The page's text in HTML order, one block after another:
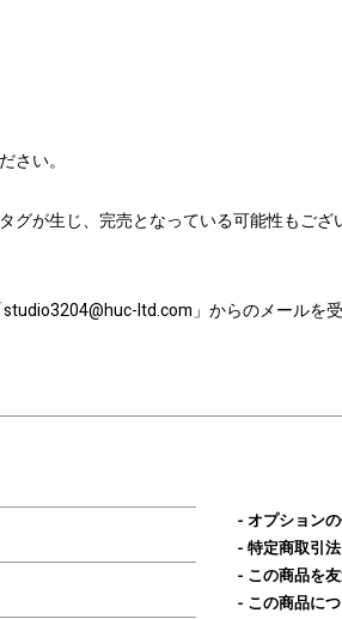
さい。
が生じ、完売となっている可能性もござ
ltd.com」からのメールを
オプション
特定商取引
この商品を
この商品に